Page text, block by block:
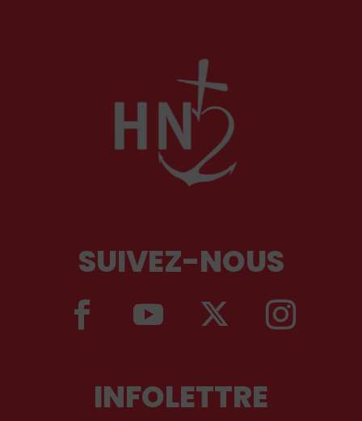
SUIVEZ-NOUS
INFOLETTRE